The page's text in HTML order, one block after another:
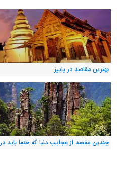
بهترین مقاصد در پاییز
چندین مقصد از عجایب دنیا که حتما باید